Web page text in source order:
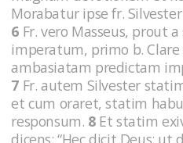
Morabatur ipse fr.
6 Fr. vero Masseus, prout
imperatum, primo b.
ambasiatam predictam
7 Fr. autem Silvester
et cum oraret, statim
responsum. 8Et statim
dicens: “Hec dicit Deus: ut